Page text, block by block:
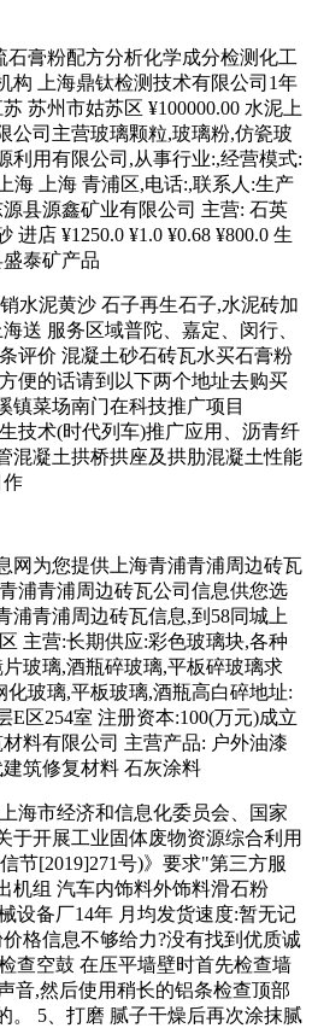
石膏粉配方分析化学成分检测化工
构 上海鼎钛检测技术有限公司1年
苏州市姑苏区 ¥100000.00 水泥上
公司主营玻璃颗粒,玻璃粉,仿瓷玻
利用有限公司,从事行业:,经营模式:
海 上海 青浦区,电话:,联系人:生产
县源鑫矿业有限公司 主营: 石英
店 ¥1250.0 ¥1.0 ¥0.68 ¥800.0 生
泰矿产品
水泥黄沙 石子再生石子,水泥砖加
送 服务区域普陀、嘉定、闵行、
评价 混凝土砂石砖瓦水买石膏粉
便的话请到以下两个地址去购买
镇菜场南门在科技推广项目
技术(时代列车)推广应用、沥青纤
混凝土拱桥拱座及拱肋混凝土性能
作
网为您提供上海青浦青浦周边砖瓦
浦青浦周边砖瓦公司信息供您选
浦青浦周边砖瓦信息,到58同城上
主营:长期供应:彩色玻璃块,各种
玻璃,酒瓶碎玻璃,平板碎玻璃求
化玻璃,平板玻璃,酒瓶高白碎地址:
E区254室 注册资本:100(万元)成立
料有限公司 主营产品: 户外油漆
筑修复材料 石灰涂料
海市经济和信息化委员会、国家
于开展工业固体废物资源综合利用
节[2019]271号)》要求"第三方服
机组 汽车内饰料外饰料滑石粉
设备厂14年 月均发货速度:暂无记
格信息不够给力?没有找到优质诚
查空鼓 在压平墙壁时首先检查墙
音,然后使用稍长的铝条检查顶部
。 5、打磨 腻子干燥后再次涂抹腻